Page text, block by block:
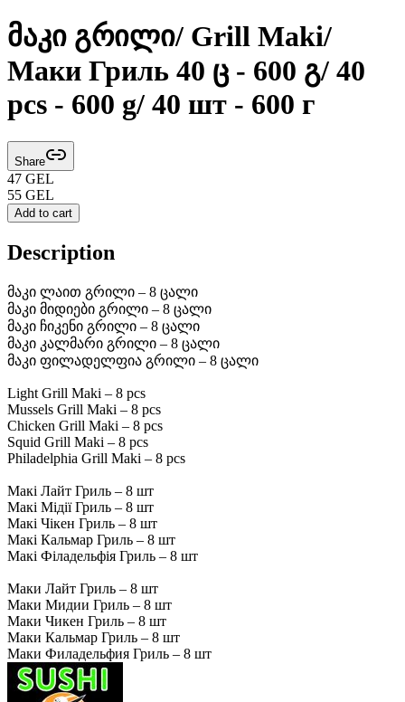
მაკი გრილი/ Grill Maki/
Маки Гриль 40 ც - 600 გ/ 40
pcs - 600 g/ 40 шт - 600 г
Share
47 GEL
55 GEL
Add to cart
Description
მაკი ლაით გრილი – 8 ცალი
მაკი მიდიები გრილი – 8 ცალი
მაკი ჩიკენი გრილი – 8 ცალი
მაკი კალმარი გრილი – 8 ცალი
მაკი ფილადელფია გრილი – 8 ცალი
Light Grill Maki – 8 pcs
Mussels Grill Maki – 8 pcs
Chicken Grill Maki – 8 pcs
Squid Grill Maki – 8 pcs
Philadelphia Grill Maki – 8 pcs
Макі Лайт Гриль – 8 шт
Макі Мідії Гриль – 8 шт
Макі Чікен Гриль – 8 шт
Макі Кальмар Гриль – 8 шт
Макі Філадельфія Гриль – 8 шт
Маки Лайт Гриль – 8 шт
Маки Мидии Гриль – 8 шт
Маки Чикен Гриль – 8 шт
Маки Кальмар Гриль – 8 шт
Маки Филадельфия Гриль – 8 шт